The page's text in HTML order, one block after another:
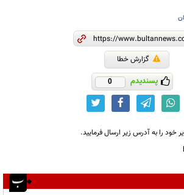
گزارش خطا
پسندیدم 0
خود را به آدرس زیر ارسال فرمایید.